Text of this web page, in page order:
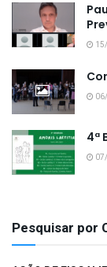
4ª
Pesquisar por